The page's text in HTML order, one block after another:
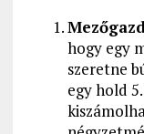
hogy egy
szeretne
egy hold